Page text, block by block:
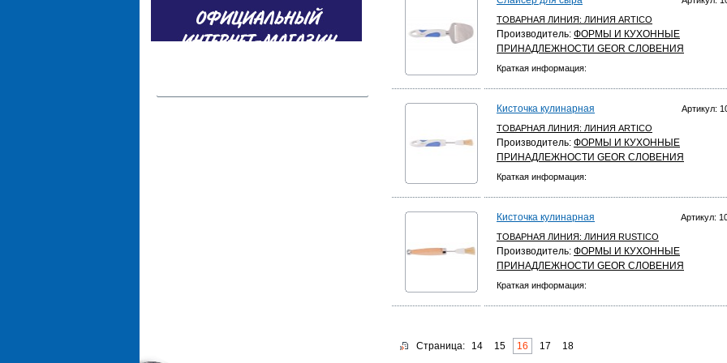
ТОВАРНАЯ ЛИНИЯ: ЛИНИЯ ARTICO
Производитель: ФОРМЫ И КУХОННЫЕ
ПРИНАДЛЕЖНОСТИ GEOR СЛОВЕНИЯ
Краткая информация:
Артикул:
Кисточка кулинарная
ТОВАРНАЯ ЛИНИЯ: ЛИНИЯ ARTICO
Производитель: ФОРМЫ И КУХОННЫЕ
ПРИНАДЛЕЖНОСТИ GEOR СЛОВЕНИЯ
Краткая информация:
Артикул:
Кисточка кулинарная
ТОВАРНАЯ ЛИНИЯ: ЛИНИЯ RUSTICO
Производитель: ФОРМЫ И КУХОННЫЕ
ПРИНАДЛЕЖНОСТИ GEOR СЛОВЕНИЯ
Краткая информация:
Страница: 14 15 16 17 18